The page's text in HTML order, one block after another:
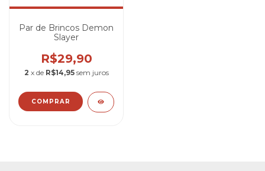
Par de Brincos Demon
Slayer
R$29,90
2 x de R$14,95 sem juros
COMPRAR